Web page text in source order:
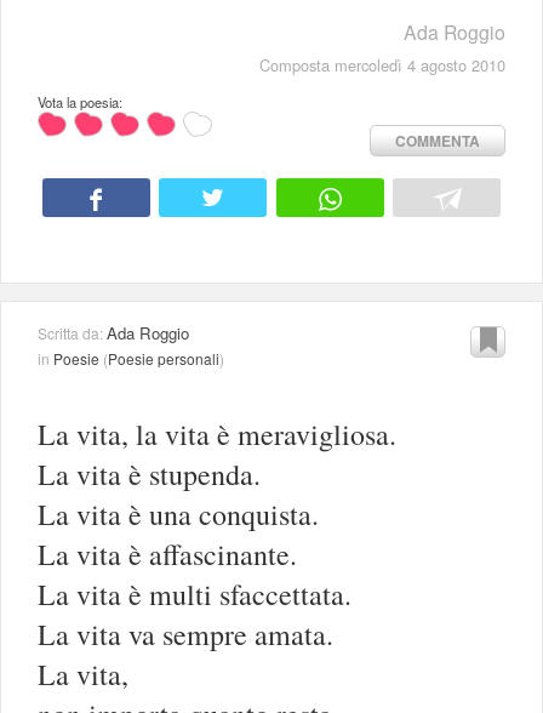
Ada Roggio
Composta mercoledì 4 agosto 2010
Vota la poesia:
COMMENTA
Scritta da:Ada Roggio
in Poesie (Poesie personali)
La vita, la vita è meravigliosa.
La vita è stupenda.
La vita è una conquista.
La vita è affascinante.
La vita è multi sfaccettata.
La vita va sempre amata.
La vita,